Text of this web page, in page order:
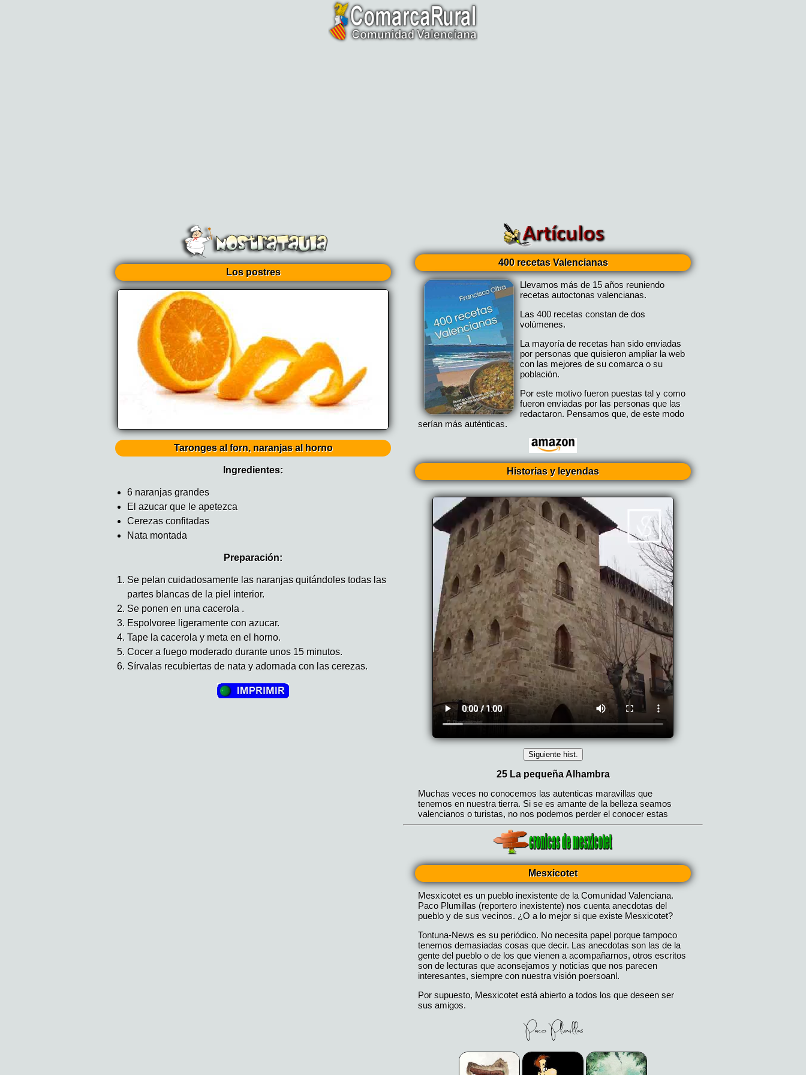
Los postres
Taronges al forn, naranjas al horno
Ingredientes:
6 naranjas grandes
El azucar que le apetezca
Cerezas confitadas
Nata montada
Preparación:
Se pelan cuidadosamente las naranjas quitándoles todas las
partes blancas de la piel interior.
Se ponen en una cacerola .
Espolvoree ligeramente con azucar.
Tape la cacerola y meta en el horno.
Cocer a fuego moderado durante unos 15 minutos.
Sírvalas recubiertas de nata y adornada con las cerezas.
400 recetas Valencianas
Llevamos más de 15 años reuniendo
recetas autoctonas valencianas.
Las 400 recetas constan de dos
volúmenes.
La mayoría de recetas han sido enviadas
por personas que quisieron ampliar la web
con las mejores de su comarca o su
población.
Por este motivo fueron puestas tal y como
fueron enviadas por las personas que las
redactaron. Pensamos que, de este modo
serían más auténticas.
Historias y leyendas
Mesxicotet
Mesxicotet es un pueblo inexistente de la Comunidad Valenciana.
Paco Plumillas (reportero inexistente) nos cuenta anecdotas del
pueblo y de sus vecinos. ¿O a lo mejor si que existe Mesxicotet?
Tontuna-News es su periódico. No necesita papel porque tampoco
tenemos demasiadas cosas que decir. Las anecdotas son las de la
gente del pueblo o de los que vienen a acompañarnos, otros escritos
son de lecturas que aconsejamos y noticias que nos parecen
interesantes, siempre con nuestra visión poersoanl.
Por supuesto, Mesxicotet está abierto a todos los que deseen ser
sus amigos.